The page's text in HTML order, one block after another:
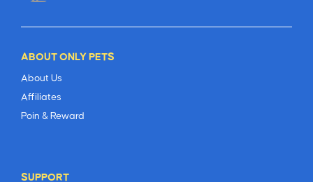
ABOUT ONLY PETS
About Us
Affiliates
Poin & Reward
SUPPORT